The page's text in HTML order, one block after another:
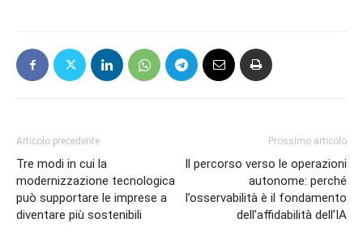
Articolo precedente
Tre modi in cui la
modernizzazione tecnologica
può supportare le imprese a
diventare più sostenibili
Prossimo articolo
Il percorso verso le operazioni
autonome: perché
l’osservabilità è il fondamento
dell’affidabilità dell’IA